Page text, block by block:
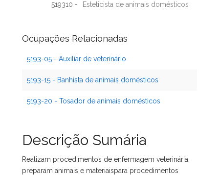
519310 - Esteticista de animais domésticos
Ocupações Relacionadas
5193-05 - Auxiliar de veterinário
5193-15 - Banhista de animais domésticos
5193-20 - Tosador de animais domésticos
Descrição Sumária
Realizam procedimentos de enfermagem veterinária.
preparam animais e materiaispara procedimentos